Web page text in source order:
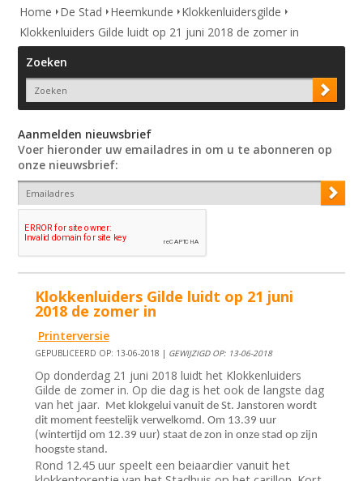
Home
De Stad Heemkunde
Klokkenluidersgilde
Klokkenluiders Gilde luidt op 21 juni 2018 de zomer in
Zoeken
Aanmelden nieuwsbrief
Voer hieronder uw emailadres in om u te abonneren op
onze nieuwsbrief:
Klokkenluiders Gilde luidt op 21 juni
2018 de zomer in
Printerversie
GEPUBLICEERD OP: 13-06-2018 | GEWIJZIGD OP: 13-06-2018
Op donderdag 21 juni 2018 luidt het Klokkenluiders
Gilde de zomer in. Op die dag is het ook de langste dag
van het jaar. Met klokgelui vanuit de St. Janstoren wordt
dit moment feestelijk verwelkomd. Om 13.39 uur
(wintertijd om 12.39 uur) staat de zon in onze stad op zijn
hoogste stand.
Rond 12.45 uur speelt een beiaardier vanuit het